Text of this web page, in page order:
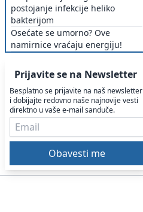
postojanje infekcije heliko
bakterijom
Osećate se umorno? Ove
namirnice vraćaju energiju!
Prijavite se na Newsletter
Besplatno se prijavite na naš newsletter
i dobijajte redovno naše najnovije vesti
direktno u vaše e-mail sanduče.